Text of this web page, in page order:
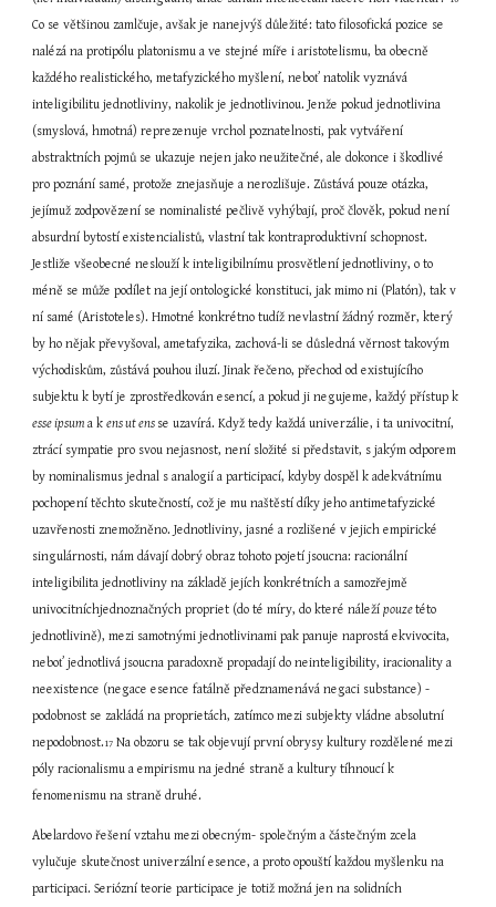
Co se většinou zamlčuje, avšak je nanejvýš důležité: tato filosofická pozice se
nalézá na protipólu platonismu a ve stejné míře i aristotelismu, ba obecně
každého realistického, metafyzického myšlení, neboť natolik vyznává
inteligibilitu jednotliviny, nakolik je jednotlivinou. Jenže pokud jednotlivina
(smyslová, hmotná) reprezenuje vrchol poznatelnosti, pak vytváření
abstraktních pojmů se ukazuje nejen jako neužitečné, ale dokonce i škodlivé
pro poznání samé, protože znejasňuje a nerozlišuje. Zůstává pouze otázka,
jejímuž zodpovězení se nominalisté pečlivě vyhýbají, proč člověk, pokud není
absurdní bytostí existencialistů, vlastní tak kontraproduktivní schopnost.
Jestliže všeobecné neslouží k inteligibilnímu prosvětlení jednotliviny, o to
méně se může podílet na její ontologické konstituci, jak mimo ni (Platón), tak v
ní samé (Aristoteles). Hmotné konkrétno tudíž nevlastní žádný rozměr, který
by ho nějak převyšoval, ametafyzika, zachová-li se důsledná věrnost takovým
východiskům, zůstává pouhou iluzí. Jinak řečeno, přechod od existujícího
esse ipsum a k ens ut ens se uzavírá. Když tedy každá univerzálie, i ta univocitní,
ztrácí sympatie pro svou nejasnost, není složité si představit, s jakým odporem
by nominalismus jednal s analogií a participací, kdyby dospěl k adekvátnímu
pochopení těchto skutečností, což je mu naštěstí díky jeho antimetafyzické
uzavřenosti znemožněno. Jednotliviny, jasné a rozlišené v jejich empirické
singulárnosti, nám dávají dobrý obraz tohoto pojetí jsoucna: racionální
inteligibilita jednotliviny na základě jejích konkrétních a samozřejmě
univocitníchjednoznačných propriet (do té míry, do které náleží pouze této
jednotlivině), mezi samotnými jednotlivinami pak panuje naprostá ekvivocita,
neboť jednotlivá jsoucna paradoxně propadají do neinteligibility, iracionality a
neexistence (negace esence fatálně předznamenává negaci substance) -
podobnost se zakládá na proprietách, zatímco mezi subjekty vládne absolutní
nepodobnost.17 Na obzoru se tak objevují první obrysy kultury rozdělené mezi
póly racionalismu a empirismu na jedné straně a kultury tíhnoucí k
fenomenismu na straně druhé.
Abelardovo řešení vztahu mezi obecným- společným a částečným zcela
vylučuje skutečnost univerzální esence, a proto opouští každou myšlenku na
participaci. Seriózní teorie participace je totiž možná jen na solidních